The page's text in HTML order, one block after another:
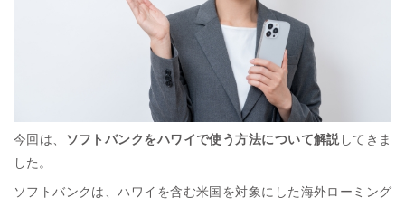
今回は、 ソフトバンクをハワイで使う方法について解説してきま
した。
ソフトバンクは、ハワイを含む米国を対象にした海外ローミング